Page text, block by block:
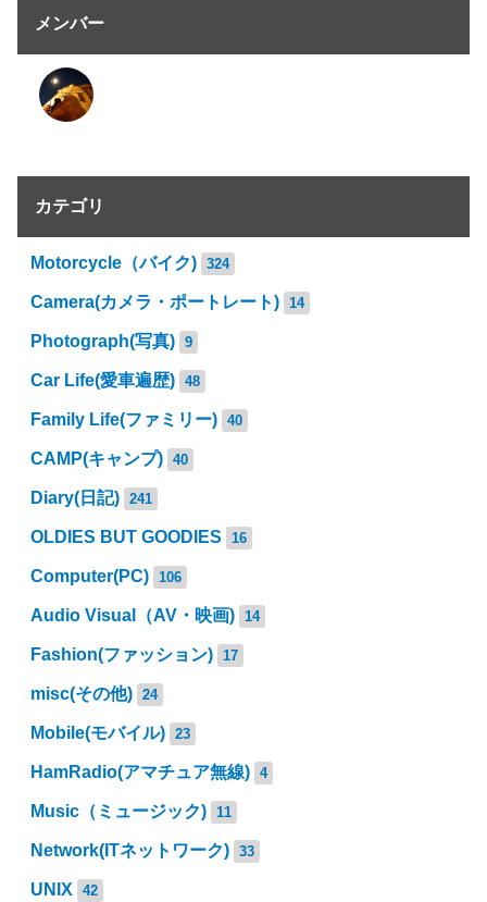
メンバー
カテゴリ
Motorcycle（バイク) 324
Camera(カメラ・ポートレート) 14
Photograph(写真) 9
Car Life(愛車遍歴) 48
Family Life(ファミリー) 40
CAMP(キャンプ) 40
Diary(日記) 241
OLDIES BUT GOODIES 16
Computer(PC) 106
Audio Visual（AV・映画) 14
Fashion(ファッション) 17
misc(その他) 24
Mobile(モバイル) 23
HamRadio(アマチュア無線) 4
Music（ミュージック) 11
Network(ITネットワーク) 33
UNIX 42